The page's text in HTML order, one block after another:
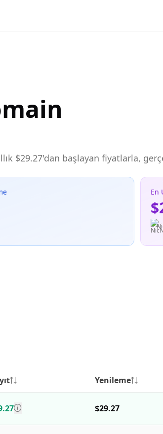
$29.27'dan başlayan fiyatlarla,
En
Yenileme
$29.27